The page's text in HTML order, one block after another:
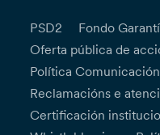
PSD2
Fondo
Oferta pública de
Política
Reclamacións e
Certificación